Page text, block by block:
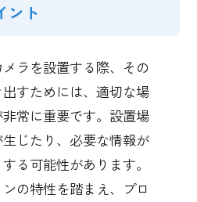
ント
ラを設置する際、その
すためには、適切な場
常に重要です。設置場
じたり、必要な情報が
る可能性があります。
の特性を踏まえ、プロ